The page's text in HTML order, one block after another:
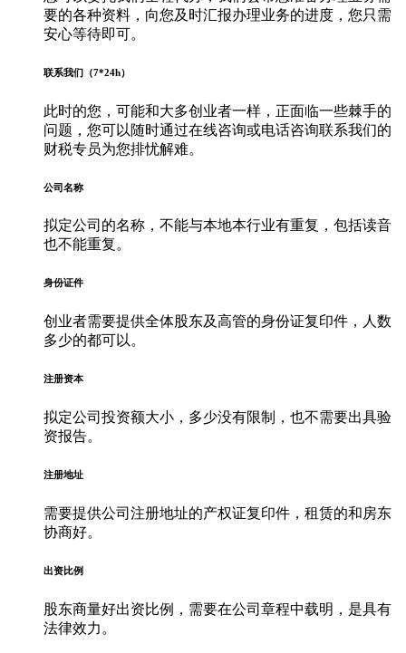
要的各种资料，向您及时汇报办理业务的进度，您只需
安心等待即可。
联系我们（7*24h）
此时的您，可能和大多创业者一样，正面临一些棘手的
问题，您可以随时通过在线咨询或电话咨询联系我们的
财税专员为您排忧解难。
公司名称
拟定公司的名称，不能与本地本行业有重复，包括读音
也不能重复。
身份证件
创业者需要提供全体股东及高管的身份证复印件，人数
多少的都可以。
注册资本
拟定公司投资额大小，多少没有限制，也不需要出具验
资报告。
注册地址
需要提供公司注册地址的产权证复印件，租赁的和房东
协商好。
出资比例
股东商量好出资比例，需要在公司章程中载明，是具有
法律效力。